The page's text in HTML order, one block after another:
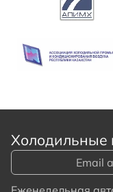
Холодильные